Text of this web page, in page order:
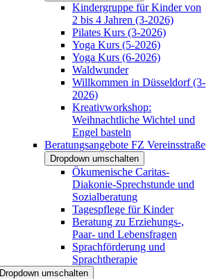
Kindergruppe für Kinder von
2 bis 4 Jahren (3-2026)
Pilates Kurs (3-2026)
Yoga Kurs (5-2026)
Yoga Kurs (6-2026)
Waldwunder
Willkommen in Düsseldorf (3-
2026)
Kreativworkshop:
Weihnachtliche Wichtel und
Engel basteln
Beratungsangebote FZ Vereinsstraße
Dropdown umschalten
Ökumenische Caritas-
Diakonie-Sprechstunde und
Sozialberatung
Tagespflege für Kinder
Beratung zu Erziehungs-,
Paar- und Lebensfragen
Sprachförderung und
Sprachtherapie
Dropdown umschalten